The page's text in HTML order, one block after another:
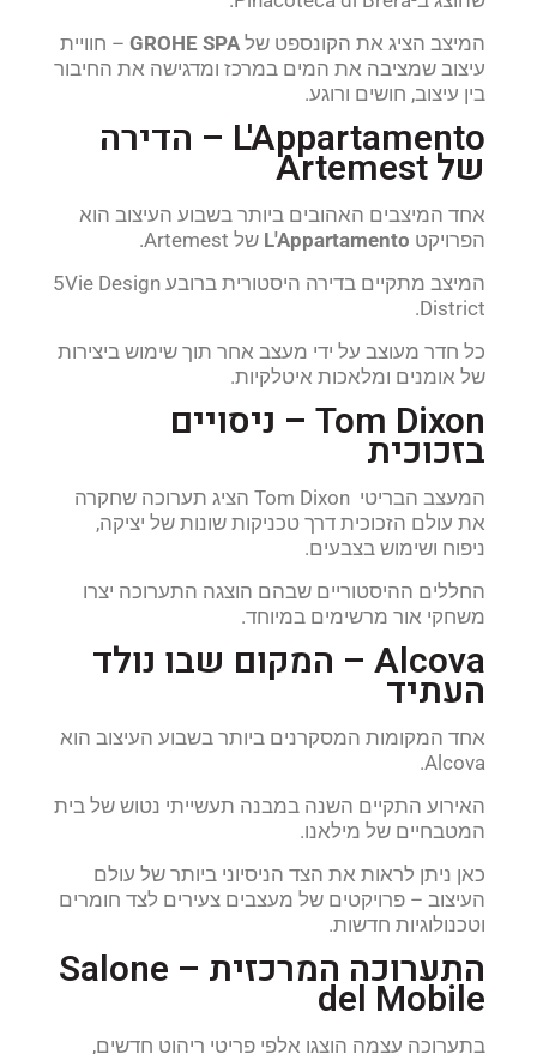
המיצב הציג את הקונספט שלGROHE SPA – חוויית
עיצוב שמציבה את המים במרכז ומדגישה את החיבור
בין עיצוב, חושים ורוגע.
L'Appartamento – הדירה
של Artemest
אחד המיצבים האהובים ביותר בשבוע העיצוב הוא
הפרויקט L'Appartamento של Artemest.
המיצב מתקיים בדירה היסטורית ברובע 5Vie Design
District.
כל חדר מעוצב על ידי מעצב אחר תוך שימוש ביצירות
של אומנים ומלאכות איטלקיות.
Tom Dixon – ניסויים
בזכוכית
המעצב הבריטי Tom Dixon הציג תערוכה שחקרה
את עולם הזכוכית דרך טכניקות שונות של יציקה,
ניפוח ושימוש בצבעים.
החללים ההיסטוריים שבהם הוצגה התערוכה יצרו
משחקי אור מרשימים במיוחד.
Alcova – המקום שבו נולד
העתיד
אחד המקומות המסקרנים ביותר בשבוע העיצוב הוא
Alcova.
האירוע התקיים השנה במבנה תעשייתי נטוש של בית
המטבחיים של מילאנו.
כאן ניתן לראות את הצד הניסיוני ביותר של עולם
העיצוב – פרויקטים של מעצבים צעירים לצד חומרים
וטכנולוגיות חדשות.
התערוכה המרכזית – Salone
del Mobile
בתערוכה עצמה הוצגו אלפי פריטי ריהוט חדשים,